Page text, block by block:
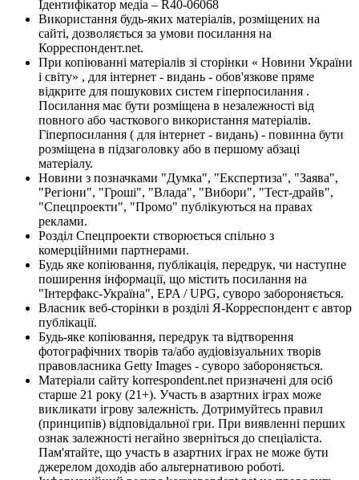
Ідентифікатор медіа – R40-06068
Використання будь-яких матеріалів, розміщених на
сайті, дозволяється за умови посилання на
Корреспондент.net.
При копіюванні матеріалів зі сторінки « Новини України
і світу» , для інтернет - видань - обов'язкове пряме
відкрите для пошукових систем гіперпосилання .
Посилання має бути розміщена в незалежності від
повного або часткового використання матеріалів.
Гіперпосилання ( для інтернет - видань) - повинна бути
розміщена в підзаголовку або в першому абзаці
матеріалу.
Новини з позначками "Думка", "Експертиза", "Заява",
"Регіони", "Гроші", "Влада", "Вибори", "Тест-драйв",
"Спецпроекти", "Промо" публікуються на правах
реклами.
Розділ Спецпроекти створюється спільно з
комерційними партнерами.
Будь яке копіювання, публікація, передрук, чи наступне
поширення інформації, що містить посилання на
"Інтерфакс-Україна", EPA / UPG, суворо забороняється.
Власник веб-сторінки в розділі Я-Корреспондент є автор
публікації.
Будь-яке копіювання, передрук та відтворення
фотографічних творів та/або аудіовізуальних творів
правовласника Getty Images - суворо забороняється.
Матеріали сайту korrespondent.net призначені для осіб
старше 21 року (21+). Участь в азартних іграх може
викликати ігрову залежність. Дотримуйтесь правил
(принципів) відповідальної гри. При виявленні перших
ознак залежності негайно зверніться до спеціаліста.
Пам'ятайте, що участь в азартних іграх не може бути
джерелом доходів або альтернативою роботі.